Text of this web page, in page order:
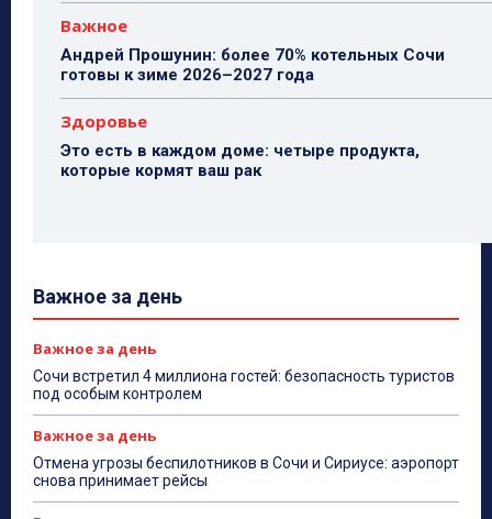
Важное
Андрей Прошунин: более 70% котельных Сочи
готовы к зиме 2026–2027 года
Здоровье
Это есть в каждом доме: четыре продукта,
которые кормят ваш рак
Важное за день
Важное за день
Сочи встретил 4 миллиона гостей: безопасность туристов
под особым контролем
Важное за день
Отмена угрозы беспилотников в Сочи и Сириусе: аэропорт
снова принимает рейсы